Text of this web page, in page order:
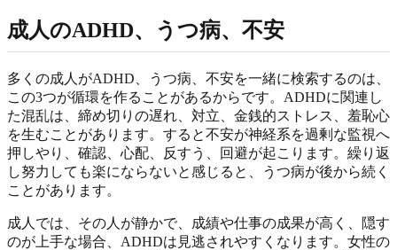
成人のADHD、うつ病、不安
多くの成人がADHD、うつ病、不安を一緒に検索するのは、
この3つが循環を作ることがあるからです。ADHDに関連し
た混乱は、締め切りの遅れ、対立、金銭的ストレス、羞恥心
を生むことがあります。すると不安が神経系を過剰な監視へ
押しやり、確認、心配、反すう、回避が起こります。繰り返
し努力しても楽にならないと感じると、うつ病が後から続く
ことがあります。
成人では、その人が静かで、成績や仕事の成果が高く、隠す
のが上手な場合、ADHDは見逃されやすくなります。女性の